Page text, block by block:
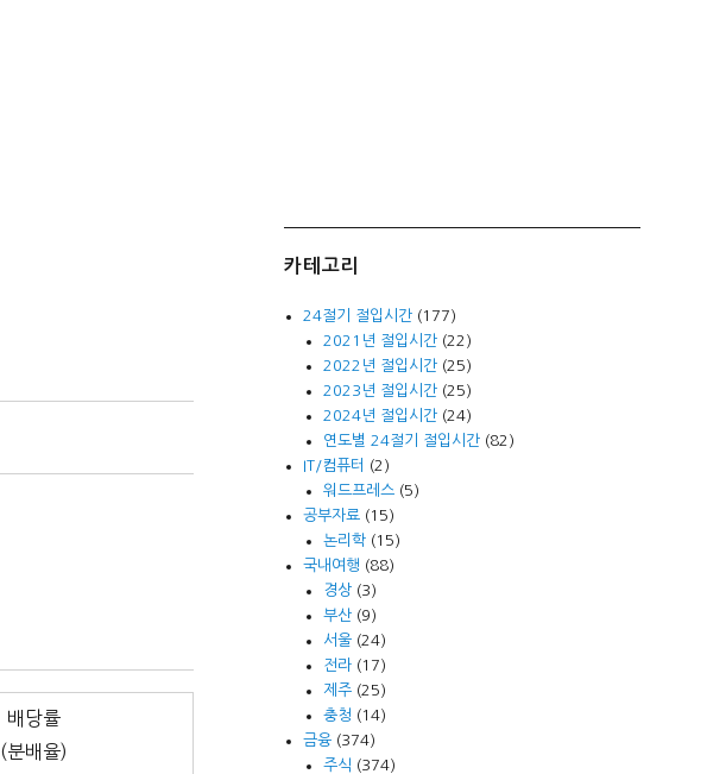
배당률
(분배율)
카테고리
24절기 절입시간 (177)
2021년 절입시간(22)
2022년 절입시간(25)
2023년 절입시간(25)
2024년 절입시간(24)
연도별 24절기 절입시간(82)
IT/컴퓨터
(2)
워드프레스(5)
공부자료 (15)
논리학(15)
국내여행 (88)
경상(3)
부산(9)
서울(24)
전라(17)
제주(25)
충청 (14)
금융 (374)
주식 (374)